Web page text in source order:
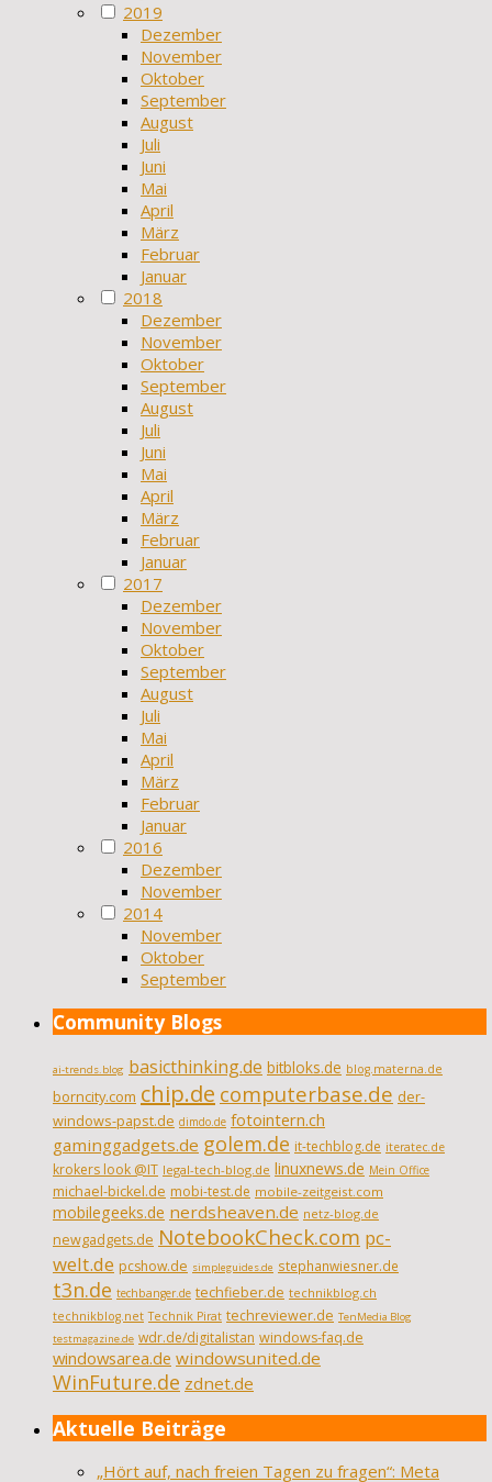
2019
Dezember
November
Oktober
September
August
Juli
Juni
Mai
April
März
Februar
Januar
2018
Dezember
November
Oktober
September
August
Juli
Juni
Mai
April
März
Februar
Januar
2017
Dezember
November
Oktober
September
August
Juli
Mai
April
März
Februar
Januar
2016
Dezember
November
2014
November
Oktober
September
Community Blogs
ai-trends.blog basicthinking.de bitbloks.de blog.materna.de
borncity.com chip.de computerbase.de der-
windows-papst.de dimdo.de fotointern.ch
gaminggadgets.de golem.de it-techblog.de iteratec.de
krokers look @IT legal-tech-blog.de linuxnews.de Mein Office
michael-bickel.de mobi-test.de mobile-zeitgeist.com
mobilegeeks.de nerdsheaven.de netz-blog.de
newgadgets.de NotebookCheck.com pc-
welt.de pcshow.de simpleguides.de stephanwiesner.de
t3n.de techbanger.de techfieber.de technikblog.ch
technikblog.net Technik Pirat techreviewer.de TenMedia Blog
testmagazine.de wdr.de/digitalistan windows-faq.de
windowsarea.de windowsunited.de
WinFuture.de zdnet.de
Aktuelle Beiträge
„Hört auf, nach freien Tagen zu fragen“: Meta